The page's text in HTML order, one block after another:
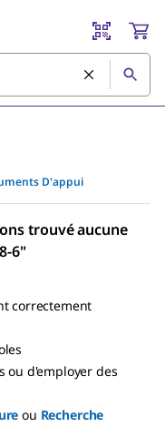
D'appui
trouvé aucune
6"
correctement
ou d'employer des
ou Recherche